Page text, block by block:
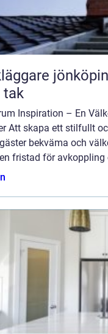
jönköping så väljer du rätt
Inspiration – En
Att skapa ett stilfullt
bekväma och
fristad för avkoppling